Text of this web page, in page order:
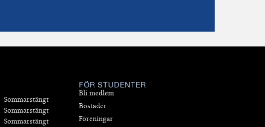
Sommarstängt
Sommarstängt
Sommarstängt
FÖR STUDENTER
Bli medlem
Bostäder
Föreningar